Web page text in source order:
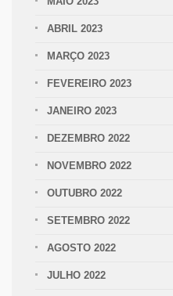
ABRIL 2023
MARÇO 2023
FEVEREIRO 2023
JANEIRO 2023
DEZEMBRO 2022
NOVEMBRO 2022
OUTUBRO 2022
SETEMBRO 2022
AGOSTO 2022
JULHO 2022